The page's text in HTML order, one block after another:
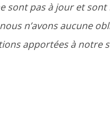
sont pas à jour et
n’avons aucune
apportées à notre